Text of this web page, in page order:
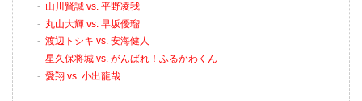
山川賢誠 vs. 平野凌我
丸山大輝 vs. 早坂優瑠
渡辺トシキ vs. 安海健人
星久保将城 vs. がんばれ！ふるかわくん
愛翔 vs. 小出龍哉